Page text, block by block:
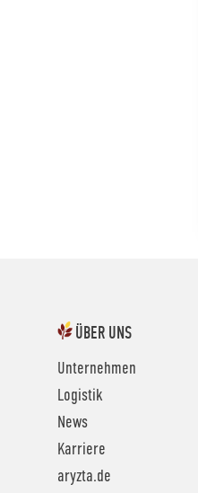
ÜBER UNS
Unternehmen
Logistik
News
Karriere
aryzta.de